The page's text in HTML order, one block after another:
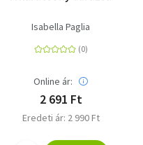
Isabella Paglia
Online ár:
2 691 Ft
Eredeti ár: 2 990 Ft